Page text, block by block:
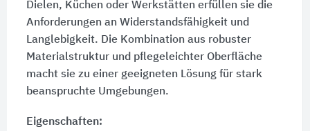
Dielen, Küchen oder Werkstätten erfüllen sie die
Anforderungen an Widerstandsfähigkeit und
Langlebigkeit. Die Kombination aus robuster
Materialstruktur und pflegeleichter Oberfläche
macht sie zu einer geeigneten Lösung für stark
beanspruchte Umgebungen.
Eigenschaften: